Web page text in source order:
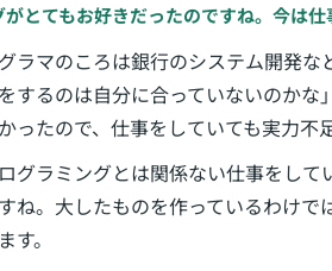
とてもお好きだったのですね。今は仕
ラマのころは銀行のシステム開発
するのは自分に合っていないのか
ったので、仕事をしていても実力不
グラミングとは関係ない仕事をし
ね。大したものを作っているわけ
す。